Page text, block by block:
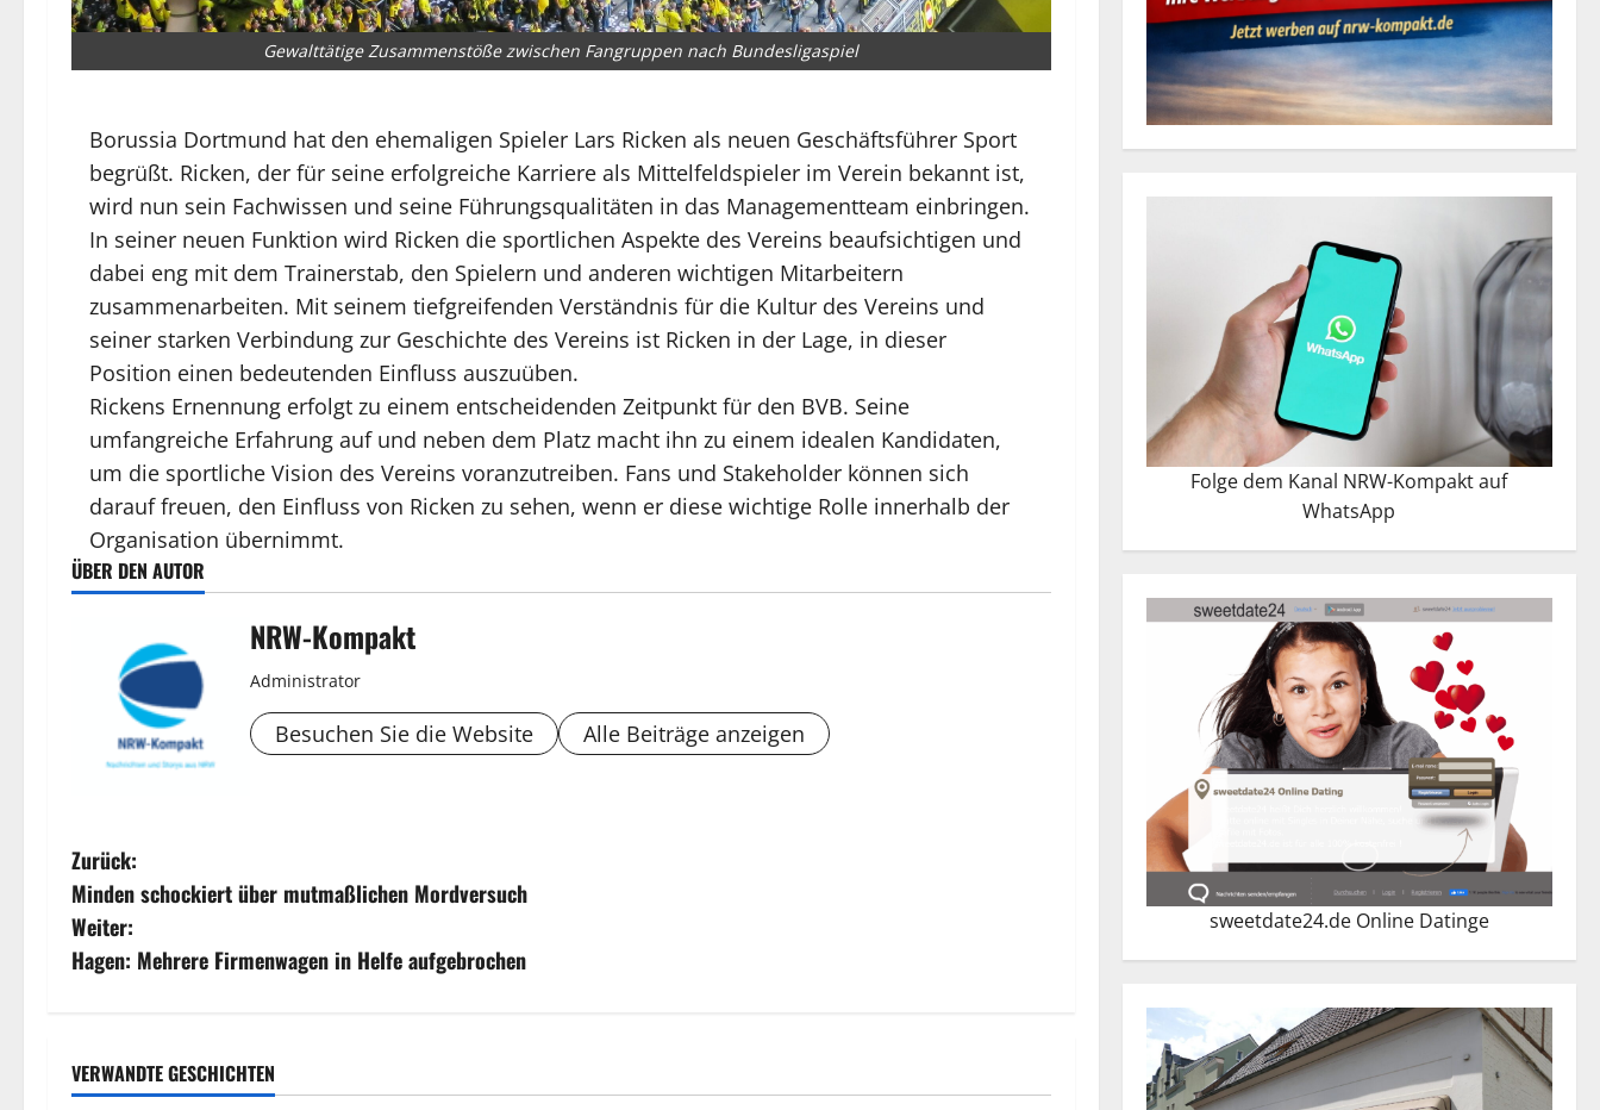
Gewalttätige Zusammenstöße zwischen Fangruppen nach Bundesligaspiel
Borussia Dortmund hat den ehemaligen Spieler Lars Ricken als neuen Geschäftsführer Sport
begrüßt. Ricken, der für seine erfolgreiche Karriere als Mittelfeldspieler im Verein bekannt ist,
wird nun sein Fachwissen und seine Führungsqualitäten in das Managementteam einbringen.
In seiner neuen Funktion wird Ricken die sportlichen Aspekte des Vereins beaufsichtigen und
dabei eng mit dem Trainerstab, den Spielern und anderen wichtigen Mitarbeitern
zusammenarbeiten. Mit seinem tiefgreifenden Verständnis für die Kultur des Vereins und
seiner starken Verbindung zur Geschichte des Vereins ist Ricken in der Lage, in dieser
Position einen bedeutenden Einfluss auszuüben.
Rickens Ernennung erfolgt zu einem entscheidenden Zeitpunkt für den BVB. Seine
umfangreiche Erfahrung auf und neben dem Platz macht ihn zu einem idealen Kandidaten,
um die sportliche Vision des Vereins voranzutreiben. Fans und Stakeholder können sich
darauf freuen, den Einfluss von Ricken zu sehen, wenn er diese wichtige Rolle innerhalb der
Organisation übernimmt.
ÜBER DEN AUTOR
NRW-Kompakt
Administrator
Besuchen Sie die Website Alle Beiträge anzeigen
B
e
i
r
Zurück:
Minden schockiert über mutmaßlichen Mordversuch
Weiter:
Hagen: Mehrere Firmenwagen in Helfe aufgebrochen
VERWANDTE GESCHICHTEN
Folge dem Kanal NRW-Kompakt auf
WhatsApp
sweetdate24.de Online Datinge